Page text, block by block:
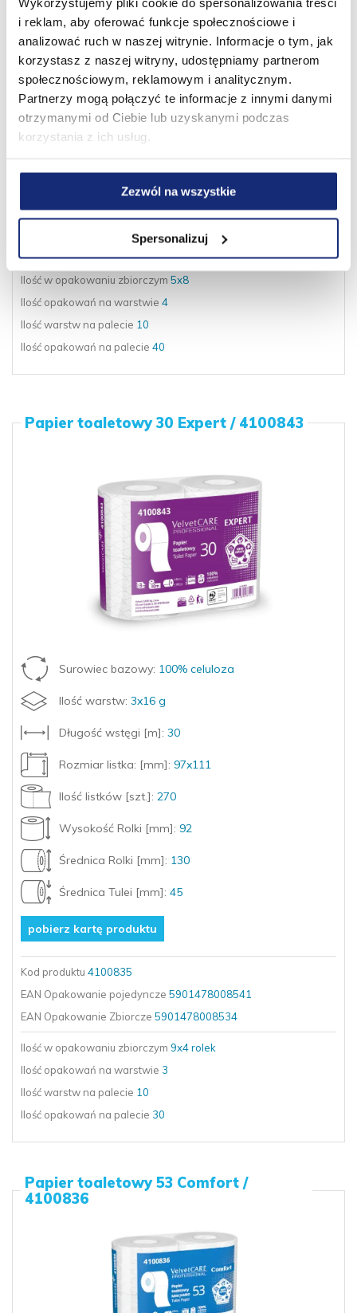
i reklam, aby oferować funkcje społecznościowe i
analizować ruch w naszej witrynie. Informacje o tym, jak
korzystasz z naszej witryny, udostępniamy partnerom
społecznościowym, reklamowym i analitycznym.
Partnerzy mogą połączyć te informacje z innymi danymi
otrzymanymi od Ciebie lub uzyskanymi podczas
korzystania z ich usług.
Zezwól na wszystkie
Spersonalizuj
Ilość listków [szt.]: 150
Wysokość Rolki [mm]: 92
Średnica Rolki [mm]: 118
Średnica Tulei [mm]: 45
EAN Opakowanie Zbiorcze
5901478006073
Ilość w opakowaniu zbiorczym 5x8
Ilość opakowań na warstwie 4
Ilość warstw na palecie 10
Ilość opakowań na palecie 40
Papier toaletowy 30 Expert / 4100843
Surowiec bazowy: 100% celuloza
Ilość warstw: 3x16 g
Długość wstęgi [m]: 30
Rozmiar listka: [mm]: 97x111
Ilość listków [szt.]: 270
Wysokość Rolki [mm]: 92
Średnica Rolki [mm]: 130
Średnica Tulei [mm]: 45
pobierz kartę produktu
Kod produktu 4100835
EAN Opakowanie pojedyncze 5901478008541
EAN Opakowanie Zbiorcze 5901478008534
Ilość w opakowaniu zbiorczym 9x4 rolek
Ilość opakowań na warstwie 3
Ilość warstw na palecie 10
Ilość opakowań na palecie 30
Papier toaletowy 53 Comfort /
4100836